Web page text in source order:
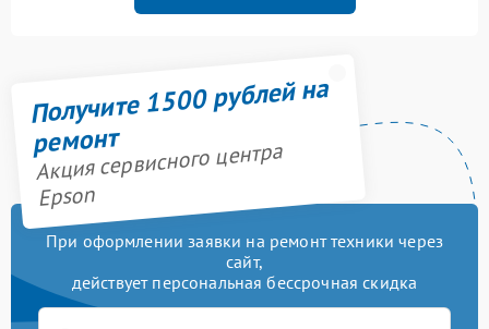
Получите 1500 рублей на
ремонт
Акция сервисного центра
Epson
При оформлении заявки на ремонт техники через
сайт,
действует персональная бессрочная скидка